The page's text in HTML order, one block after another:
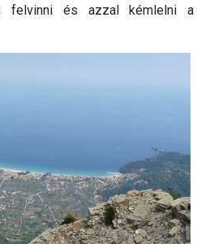
felvinni és azzal kémlelni a